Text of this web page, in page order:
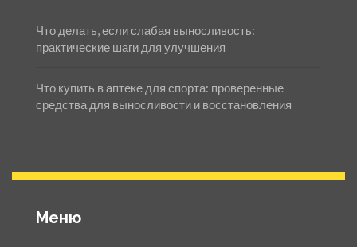
Что делать, если слабая выносливость:
практические шаги для улучшения
Что купить в аптеке для спорта: проверенные
средства для выносливости и восстановления
Меню